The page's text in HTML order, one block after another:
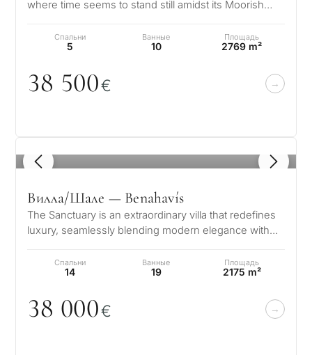
where time seems to stand still amidst its Moorish
Спальни
5
Ванные
10
Площадь
2769 m²
38 500€
1 / 8
Вилла/Шале — Benahavís
The Sanctuary is an extraordinary villa that redefines
luxury, seamlessly blending modern elegance with
Спальни
14
Ванные
19
Площадь
2175 m²
38 000€